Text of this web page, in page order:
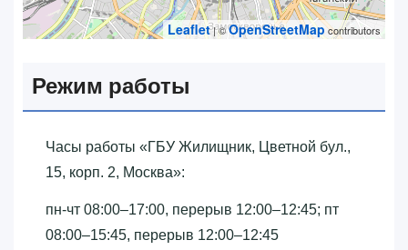
Leaflet| ©OpenStreetMapcontributors
Режим работы
Часы работы «‎ГБУ Жилищник, Цветной бул.,
15, корп. 2, Москва»‎:
пн-чт 08:00–17:00, перерыв 12:00–12:45; пт
08:00–15:45, перерыв 12:00–12:45